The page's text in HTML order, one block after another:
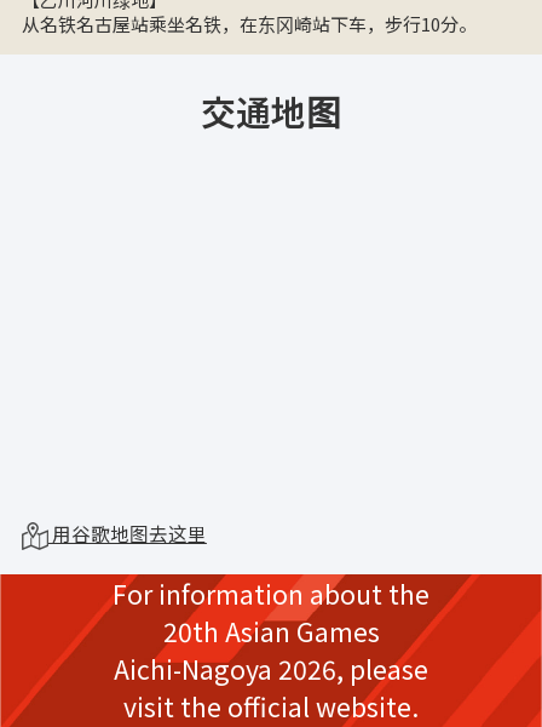
从名铁名古屋站乘坐名铁，在东冈崎站下车，步行10分。
交通地图
用谷歌地图去这里
For information about the
20th Asian Games
Aichi-Nagoya 2026, please
visit the official website.